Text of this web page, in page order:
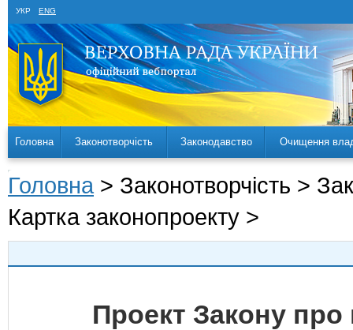
УКР ENG
Головна Законотворчість Законодавство Очищення
Головна > Законотворчість >
Картка законопроекту >
Проект Закону про